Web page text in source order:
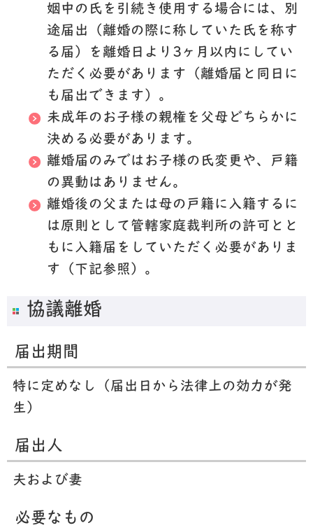
姻中の氏を引続き使用する場合には、別
途届出（離婚の際に称していた氏を称す
る届）を離婚日より3ヶ月以内にしてい
ただく必要があります（離婚届と同日に
も届出できます）。
未成年のお子様の親権を父母どちらかに
決める必要があります。
離婚届のみではお子様の氏変更や、戸籍
の異動はありません。
離婚後の父または母の戸籍に入籍するに
は原則として管轄家庭裁判所の許可とと
もに入籍届をしていただく必要がありま
す（下記参照）。
協議離婚
届出期間
特に定めなし（届出日から法律上の効力が発
生）
届出人
夫および妻
必要なもの